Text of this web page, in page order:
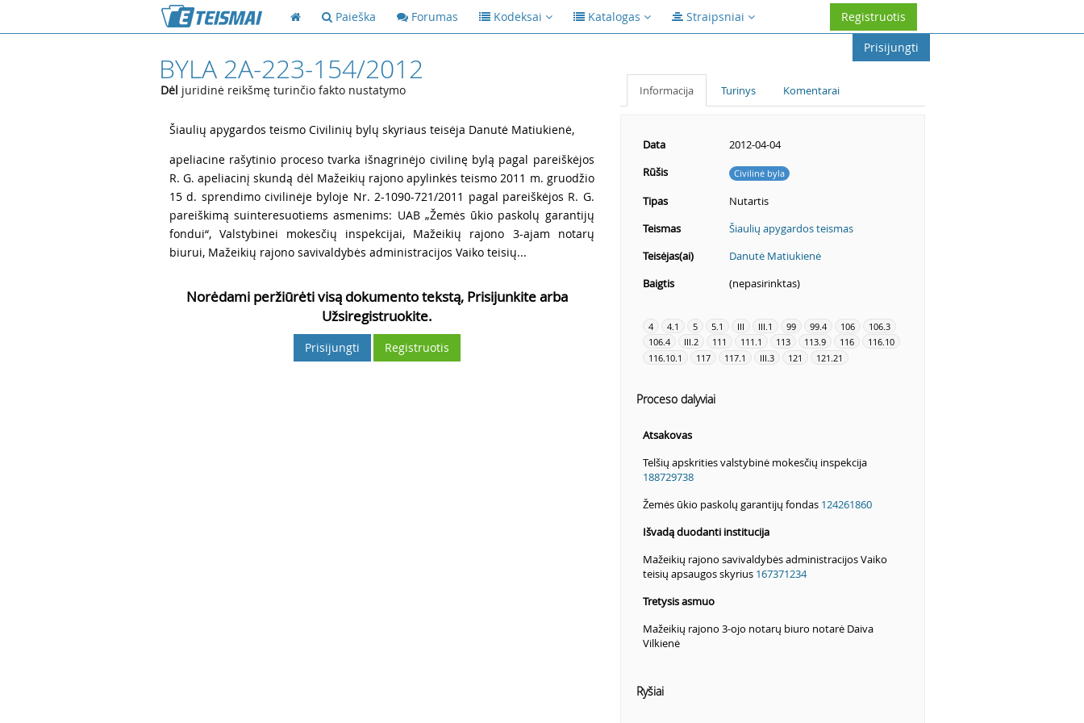
Paieška Forumas Kodeksai Katalogas Straipsniai
Registruotis
Prisijungti
BYLA 2A-223-154/2012
Dėl juridinė reikšmę turinčio fakto nustatymo
Šiaulių apygardos teismo Civilinių bylų skyriaus teisėja Danutė Matiukienė,
apeliacine rašytinio proceso tvarka išnagrinėjo civilinę bylą pagal pareiškėjos
R. G. apeliacinį skundą dėl Mažeikių rajono apylinkės teismo 2011 m. gruodžio
15 d. sprendimo civilinėje byloje Nr. 2-1090-721/2011 pagal pareiškėjos R. G.
pareiškimą suinteresuotiems asmenims: UAB „Žemės ūkio paskolų garantijų
fondui“, Valstybinei mokesčių inspekcijai, Mažeikių rajono 3-ajam notarų
biurui, Mažeikių rajono savivaldybės administracijos Vaiko teisių...
Norėdami peržiūrėti visą dokumento tekstą, Prisijunkite arba
Užsiregistruokite.
Prisijungti Registruotis
Informacija Turinys Komentarai
Data
2012-04-04
Rūšis
Civilinė byla
Tipas
Nutartis
Teismas
Šiaulių apygardos teismas
Teisėjas(ai)
Danutė Matiukienė
Baigtis
(nepasirinktas)
4 4.1 5 5.1 III III.1 99 99.4 106
106.3
106.4
III.2 111 111.1 113 113.9 116
116.10
116.10.1
117 117.1 III.3 121 121.21
Proceso dalyviai
Atsakovas
Telšių apskrities valstybinė mokesčių inspekcija
188729738
Žemės ūkio paskolų garantijų fondas 124261860
Išvadą duodanti institucija
Mažeikių rajono savivaldybės administracijos Vaiko
teisių apsaugos skyrius 167371234
Tretysis asmuo
Mažeikių rajono 3-ojo notarų biuro notarė Daiva
Vilkienė
Ryšiai